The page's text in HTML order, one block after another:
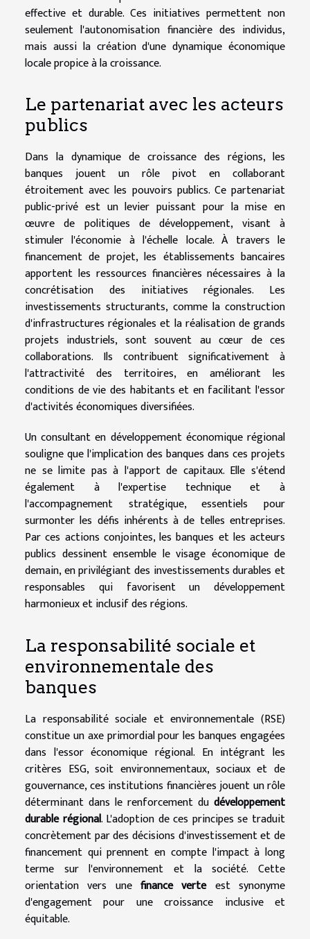
effective et durable. Ces initiatives permettent non
seulement l'autonomisation financière des individus,
mais aussi la création d'une dynamique économique
locale propice à la croissance.
Le partenariat avec les acteurs
publics
Dans la dynamique de croissance des régions, les
banques jouent un rôle pivot en collaborant
étroitement avec les pouvoirs publics. Ce partenariat
public-privé est un levier puissant pour la mise en
œuvre de politiques de développement, visant à
stimuler l'économie à l'échelle locale. À travers le
financement de projet, les établissements bancaires
apportent les ressources financières nécessaires à la
concrétisation des initiatives régionales. Les
investissements structurants, comme la construction
d'infrastructures régionales et la réalisation de grands
projets industriels, sont souvent au cœur de ces
collaborations. Ils contribuent significativement à
l'attractivité des territoires, en améliorant les
conditions de vie des habitants et en facilitant l'essor
d'activités économiques diversifiées.
Un consultant en développement économique régional
souligne que l'implication des banques dans ces projets
ne se limite pas à l'apport de capitaux. Elle s'étend
également à l'expertise technique et à
l'accompagnement stratégique, essentiels pour
surmonter les défis inhérents à de telles entreprises.
Par ces actions conjointes, les banques et les acteurs
publics dessinent ensemble le visage économique de
demain, en privilégiant des investissements durables et
responsables qui favorisent un développement
harmonieux et inclusif des régions.
La responsabilité sociale et
environnementale des
banques
La responsabilité sociale et environnementale (RSE)
constitue un axe primordial pour les banques engagées
dans l'essor économique régional. En intégrant les
critères ESG, soit environnementaux, sociaux et de
gouvernance, ces institutions financières jouent un rôle
déterminant dans le renforcement du développement
durable régional. L'adoption de ces principes se traduit
concrètement par des décisions d'investissement et de
financement qui prennent en compte l'impact à long
terme sur l'environnement et la société. Cette
orientation vers une finance verteest synonyme
d'engagement pour une croissance inclusive et
équitable.